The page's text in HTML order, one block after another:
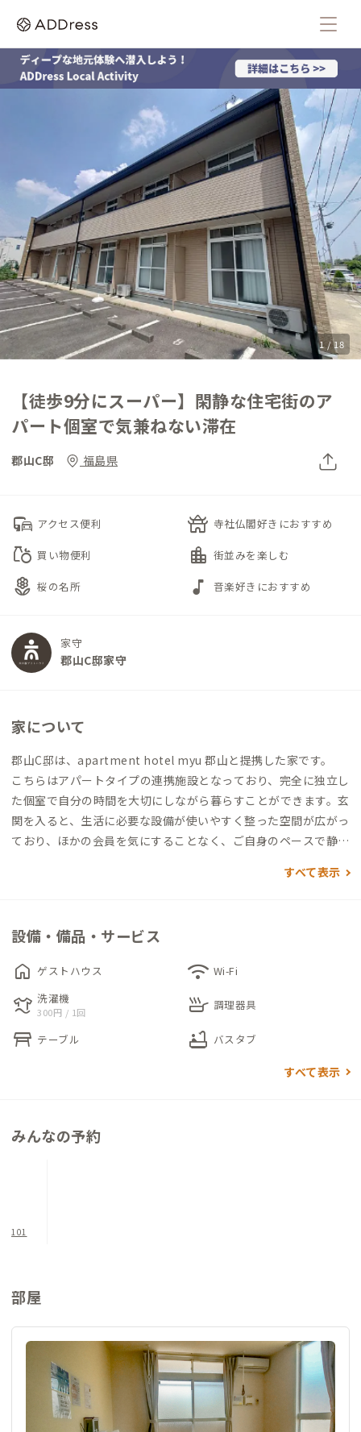
1 / 18
【徒歩9分にスーパー】閑静な住宅街のア
パート個室で気兼ねない滞在
郡山C邸 福島県
commute アクセス便利 temple_buddhist 寺社仏閣好きにおすすめ
grocery 買い物便利 location_city 街並みを楽しむ
local_florist 桜の名所 music_note 音楽好きにおすすめ
家守
郡山C邸家守
家について
郡山C邸は、apartment hotel myu 郡山と提携した家です。
こちらはアパートタイプの連携施設となっており、完全に独立し
た個室で自分の時間を大切にしながら暮らすことができます。玄
関を入ると、生活に必要な設備が使いやすく整った空間が広がっ
ており、ほかの会員を気にすることなく、ご自身のペースで静か
ができます。
家のある『郡山市』の『小原田（おはらだ）』周辺は、閑静な
住宅街となっており、日々の散策にも適しています。徒歩圏内に
は、ゆっくりと過ごせるカフェのほか、ファミリーマートやセ
ブンイレブンといったコンビニエンスストアがあり、毎日の買い
すべて表示
設備・備品・サービス
home ゲストハウス wifi Wi-Fi
laundry 洗濯機
300円 / 1回 skillet 調理器具
table_restaurant テーブル bathtub バスタブ
すべて表示
みんなの予約
101
部屋